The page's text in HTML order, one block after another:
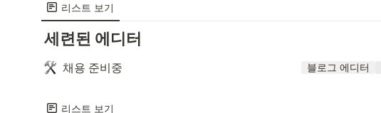
리스트 보기
세련된 에디터
채용 준비중 블로그 에디터
리스트 보기